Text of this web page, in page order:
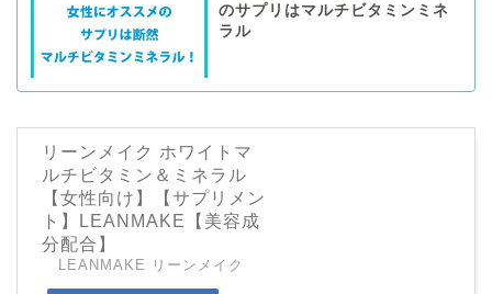
のサプリはマルチビタミンミネ
ラル
リーンメイク ホワイトマ
ルチビタミン＆ミネラル
【女性向け】【サプリメン
ト】LEANMAKE【美容成
分配合】
LEANMAKE リーンメイク